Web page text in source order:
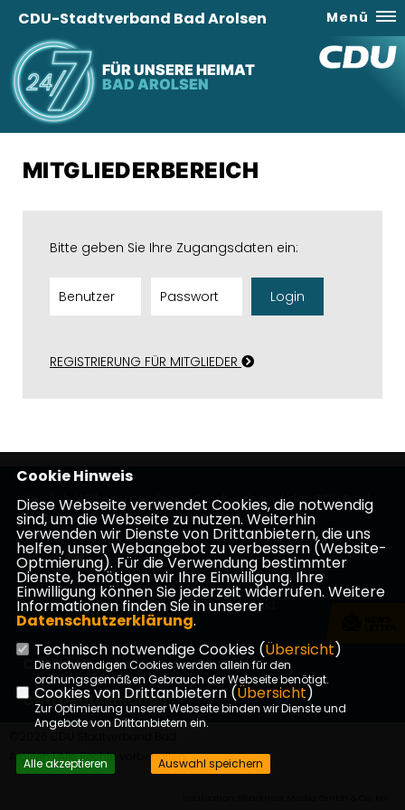
FÜR UNSERE HEIMAT
BAD AROLSEN
CDU-Stadtverband Bad Arolsen Menü
MITGLIEDERBEREICH
Bitte geben Sie Ihre Zugangsdaten ein:
Login
REGISTRIERUNG FÜR MITGLIEDER
Herzlich Willkommen beim Stadtverband der CDU Bad
Arolsen
Impressum Datenschutz
Kontakt
Mitgliederbereich
CDU in Hessen
CDU Deutschlands
Arolsen | Alle Rechte vorbehalten.
Cookie Hinweis
Diese Webseite verwendet Cookies, die notwendig
sind, um die Webseite zu nutzen. Weiterhin
verwenden wir Dienste von Drittanbietern, die uns
helfen, unser Webangebot zu verbessern (Website-
Optmierung). Für die Verwendung bestimmter
Dienste, benötigen wir Ihre Einwilligung. Ihre
Einwilligung können Sie jederzeit widerrufen. Weitere
Informationen finden Sie in unserer
Datenschutzerklärung.
Technisch notwendige Cookies (Übersicht)
Die notwendigen Cookies werden allein für den
ordnungsgemäßen Gebrauch der Webseite benötigt.
Cookies von Drittanbietern (Übersicht)
Zur Optimierung unserer Webseite binden wir Dienste und
Angebote von Drittanbietern ein.
Alle akzeptieren Auswahl speichern